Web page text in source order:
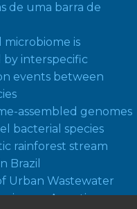
de uma barra de
microbiome is
interspecific
events between
assembled genomes
bacterial species
rainforest stream
Brazil
Urban Wastewater
on Aquatic